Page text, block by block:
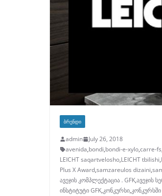
ᲑᲠᲔᲜᲓᲘ
admin
July 26, 2018
avenida,bondi,bondi-e-xylo,carre-fs
LEICHT saqartvelosho,LEICHT tbilishi,
Plus X Award,samzareulos dizaini,
ავეჯის კომპლექტაცია . GFK,ავეჯის
ინსტიტუტი GFK,კონკურსი,